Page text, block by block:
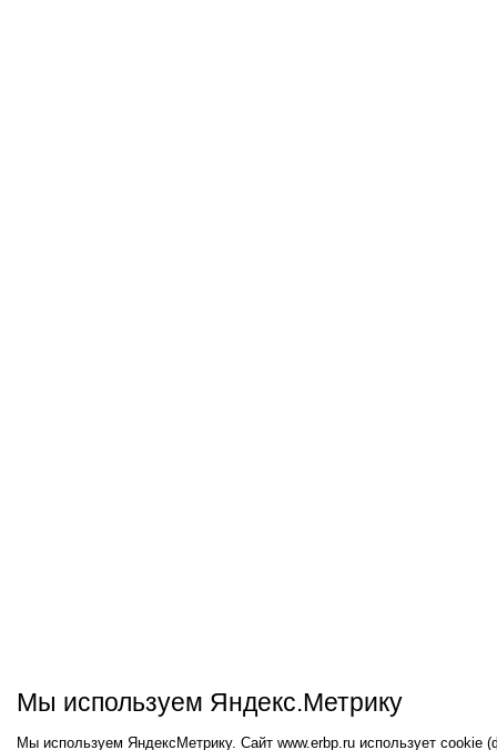
Мы используем Яндекс.Метрику
Мы используем ЯндексМетрику. Сайт www.erbp.ru использует